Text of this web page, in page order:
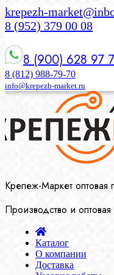
krepezh-
8 (952) 379 00 08
8 (900) 628 97
8 (812) 988-79-70
info@krepezh-market.ru
Крепеж-Маркет
Производство и
Каталог
О компании
Доставка